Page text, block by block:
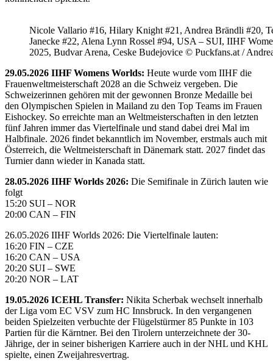
Nicole Vallario #16, Hilary Knight #21, Andrea Brändli #20,
Janecke #22, Alena Lynn Rossel #94, USA – SUI, IIHF
2025, Budvar Arena, Ceske Budejovice © Puckfans.at /
29.05.2026 IIHF Womens Worlds: Heute wurde vom IIHF die
Frauenweltmeisterschaft 2028 an die Schweiz vergeben. Die
Schweizerinnen gehören mit der gewonnen Bronze Medaille bei
den Olympischen Spielen in Mailand zu den Top Teams im Frauen
Eishockey. So erreichte man an Weltmeisterschaften in den letzten
fünf Jahren immer das Viertelfinale und stand dabei drei Mal im
Halbfinale. 2026 findet bekanntlich im November, erstmals auch mit
Österreich, die Weltmeisterschaft in Dänemark statt. 2027 findet das
Turnier dann wieder in Kanada statt.
28.05.2026 IIHF Worlds 2026: Die Semifinale in Zürich lauten wie
folgt
15:20 SUI – NOR
20:00 CAN – FIN
26.05.2026 IIHF Worlds 2026: Die Viertelfinale lauten:
16:20 FIN – CZE
16:20 CAN – USA
20:20 SUI – SWE
20:20 NOR – LAT
19.05.2026 ICEHL Transfer: Nikita Scherbak wechselt innerhalb
der Liga vom EC VSV zum HC Innsbruck. In den vergangenen
beiden Spielzeiten verbuchte der Flügelstürmer 85 Punkte in 103
Partien für die Kärntner. Bei den Tirolern unterzeichnete der 30-
Jährige, der in seiner bisherigen Karriere auch in der NHL und KHL
spielte, einen Zweijahresvertrag.